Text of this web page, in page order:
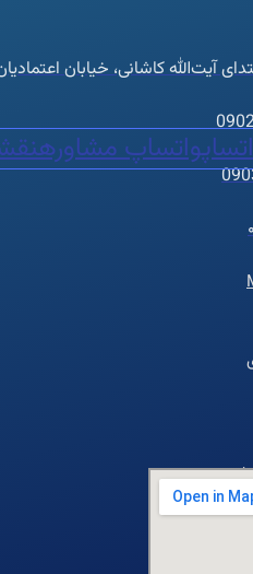
واتساپ مشاوره
آیت‌الله کاشانی، خیابان